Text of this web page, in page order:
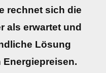
rechnet sich die
als erwartet und
Lösung